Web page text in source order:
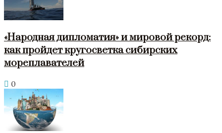
«Народная дипломатия» и мировой рекорд:
как пройдет кругосветка сибирских
мореплавателей
0